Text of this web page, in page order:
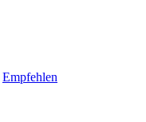
Empfehlen